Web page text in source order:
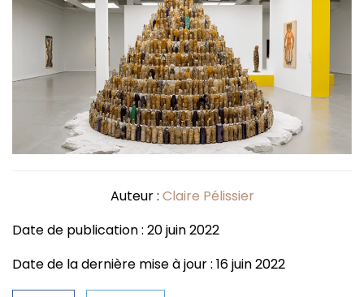
Auteur : Claire Pélissier
Date de publication : 20 juin 2022
Date de la dernière mise à jour : 16 juin 2022